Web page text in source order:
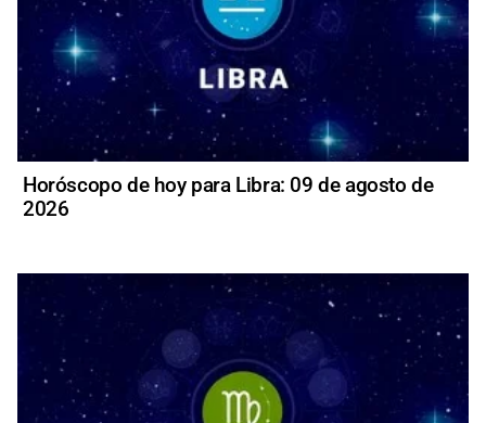
Horóscopo de hoy para Libra: 09 de agosto de
2026